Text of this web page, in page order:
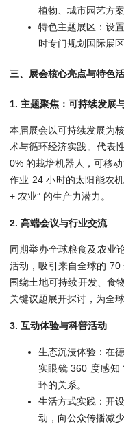
植物、城市园艺方
特色主题展区：设
时专门规划国际展
三、展会核心亮点与特色
1. 主题聚焦：可持续发展
本届展会以可持续发展为
术与循环经济实践。代表
0% 的栽培机器人，可移
作业 24 小时的太阳能农
+ 农业” 的生产力潜力。
2. 高端会议与行业交流
同期举办全球粮食及农业
活动，吸引来自全球的 70
围绕土地可持续开发、食
关键议题展开探讨，为全
3. 互动体验与科普活动
生态沉浸体验：在
实眼镜 360 度感知
环的关系。
生活方式实践：开
动，向公众传播减